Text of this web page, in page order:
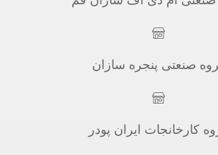
صنعتی پنجره سازان
کارخانجات ایران پودر